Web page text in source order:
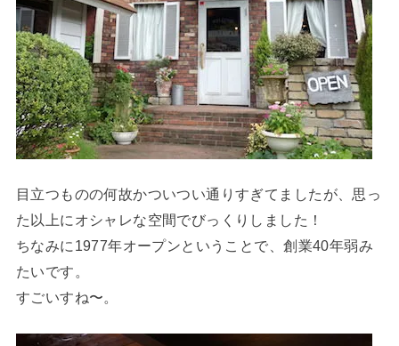
目立つものの何故かついつい通りすぎてましたが、思っ
た以上にオシャレな空間でびっくりしました！
ちなみに1977年オープンということで、創業40年弱み
たいです。
すごいすね〜。